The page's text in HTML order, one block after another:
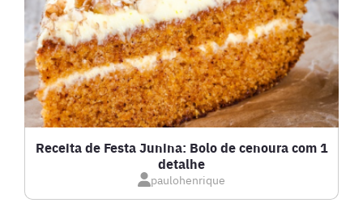
FRANGO
FRUTOS DO MAR
GRATINADOS
Receita de Festa Junina: Bolo de cenoura com 1
detalhe
paulohenrique